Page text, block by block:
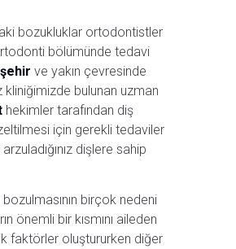
bozukluklar ortodontistler
bölümünde tedavi
ve yakın çevresinde
kliniğimizde bulunan uzman
hekimler tarafından diş
için gerekli tedaviler
dişlere sahip
bozulmasının birçok nedeni
önemli bir kısmını aileden
faktörler oluştururken diğer